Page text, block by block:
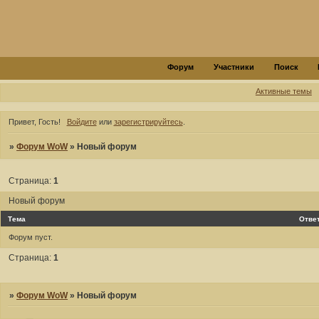
Форум Участники Поиск
Активные темы
Привет, Гость! Войдитеили зарегистрируйтесь.
»Форум WoW »Новый форум
Новый форум
Страница:1
Тема
Форум пуст.
Страница:1
»Форум WoW »Новый форум